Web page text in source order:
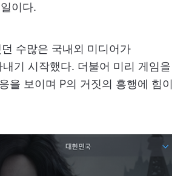
이다.
수많은 국내외 미디어가
기 시작했다. 더불어 미리 게임을
을 보이며 P의 거짓의 흥행에 힘이